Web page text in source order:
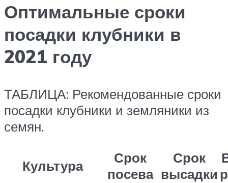
Оптимальные сроки
посадки клубники в
2021 году
ТАБЛИЦА: Рекомендованные сроки
посадки клубники и земляники из
семян.
Культура
Срок
посева
Срок
высадки